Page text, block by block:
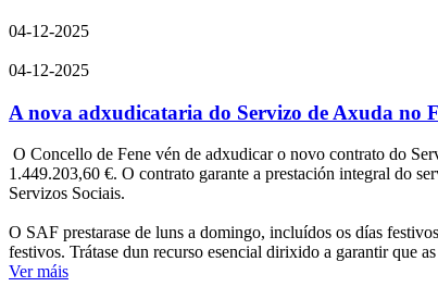
04-12-2025
04-12-2025
A nova adxudicataria do Servizo de Axuda no
O Concello de Fene vén de adxudicar o novo contrato do
1.449.203,60 €. O contrato garante a prestación integral do
Servizos Sociais.
O SAF prestarase de luns a domingo, incluídos os días
festivos. Trátase dun recurso esencial dirixido a garantir que
Ver máis